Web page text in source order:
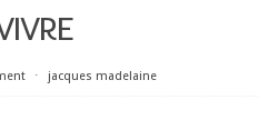
⋅ jacques madelaine